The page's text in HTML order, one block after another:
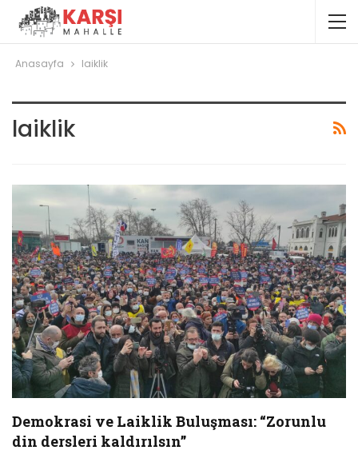
Anasayfa laiklik
laiklik
Demokrasi ve Laiklik Buluşması: “Zorunlu
din dersleri kaldırılsın”